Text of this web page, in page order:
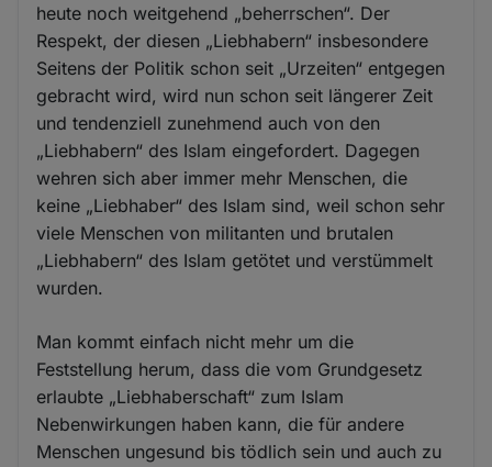
heute noch weitgehend „beherrschen“. Der
Respekt, der diesen „Liebhabern“ insbesondere
Seitens der Politik schon seit „Urzeiten“ entgegen
gebracht wird, wird nun schon seit längerer Zeit
und tendenziell zunehmend auch von den
„Liebhabern“ des Islam eingefordert. Dagegen
wehren sich aber immer mehr Menschen, die
keine „Liebhaber“ des Islam sind, weil schon sehr
viele Menschen von militanten und brutalen
„Liebhabern“ des Islam getötet und verstümmelt
wurden.
Man kommt einfach nicht mehr um die
Feststellung herum, dass die vom Grundgesetz
erlaubte „Liebhaberschaft“ zum Islam
Nebenwirkungen haben kann, die für andere
Menschen ungesund bis tödlich sein und auch zu